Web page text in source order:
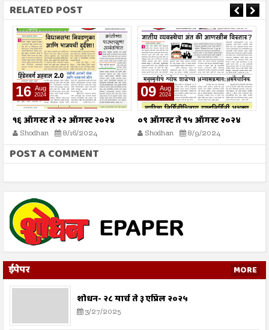
RELATED POST
16 Aug
2024
१६ ऑगस्ट ते २२ ऑगस्ट २०२४
Shodhan 8/16/2024
09 Aug
2024
०९ ऑगस्ट ते १५ ऑगस्ट २०२४
Shodhan 8/9/2024
POST A COMMENT
ईपेपर MORE
शोधन- २८ मार्च ते ३ एप्रिल २०२५
3/27/2025